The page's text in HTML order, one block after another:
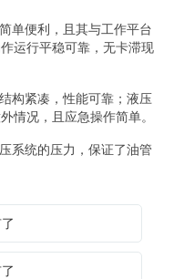
单便利，且其与工作平台
运行平稳可靠，无卡滞现
构紧凑，性能可靠；液压
情况，且应急操作简单。
系统的压力，保证了油管